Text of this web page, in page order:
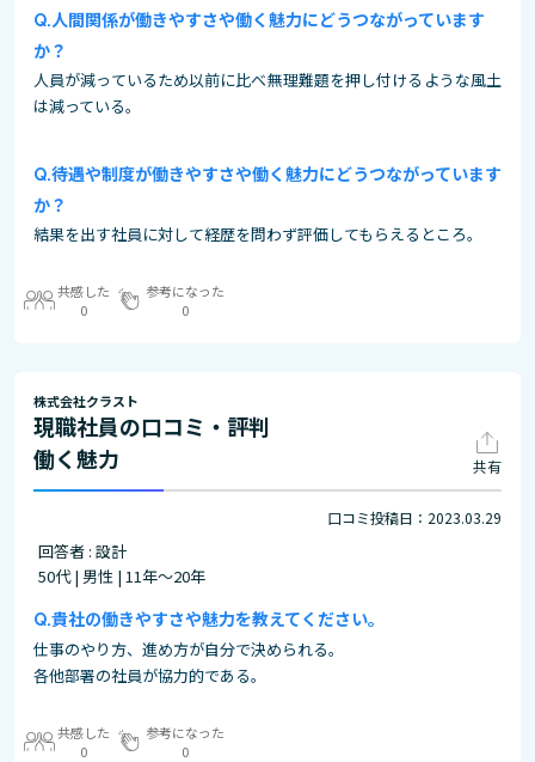
人間関係が働きやすさや働く魅力にどうつながっています
か？
人員が減っているため以前に比べ無理難題を押し付けるような風土
は減っている。
待遇や制度が働きやすさや働く魅力にどうつながっています
か？
結果を出す社員に対して経歴を問わず評価してもらえるところ。
共感した
0
参考になった
0
株式会社クラスト
現職社員の口コミ・評判
働く魅力
共有
口コミ投稿日：2023.03.29
回答者 : 設計
50代 | 男性 | 11年～20年
貴社の働きやすさや魅力を教えてください。
仕事のやり方、進め方が自分で決められる。
各他部署の社員が協力的である。
共感した
0
参考になった
0